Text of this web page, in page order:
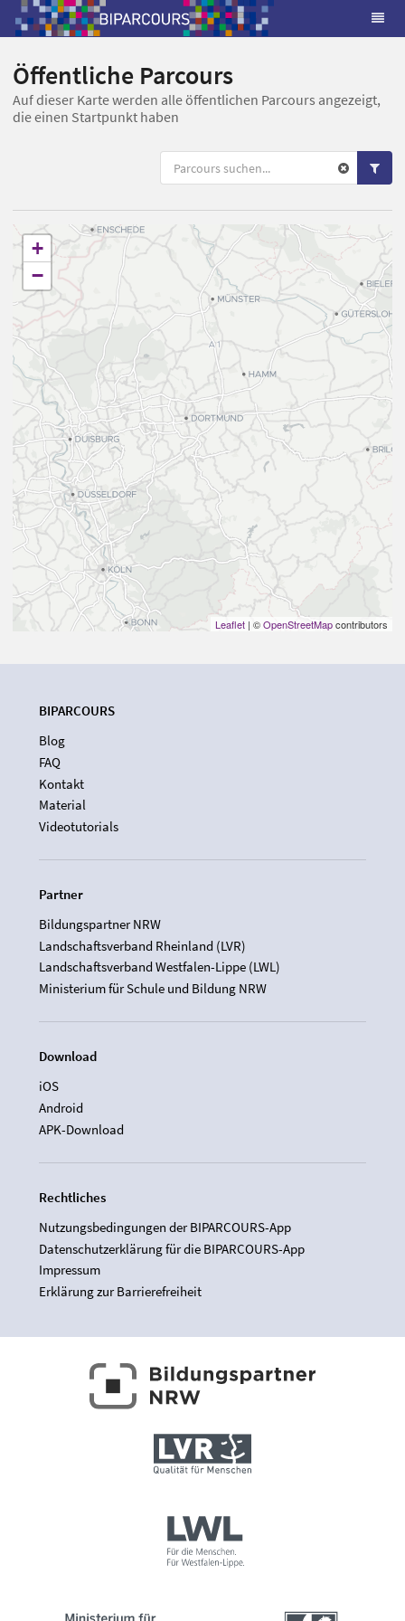
Öffentliche Parcours
Auf dieser Karte werden alle öffentlichen Parcours angezeigt,
die einen Startpunkt haben
+
−
Leaflet | ©OpenStreetMapcontributors
BIPARCOURS
Blog
FAQ
Kontakt
Material
Videotutorials
Partner
Bildungspartner NRW
Landschaftsverband Rheinland (LVR)
Landschaftsverband Westfalen-Lippe (LWL)
Ministerium für Schule und Bildung NRW
Download
iOS
Android
APK-Download
Rechtliches
Nutzungsbedingungen der BIPARCOURS-App
Datenschutzerklärung für die BIPARCOURS-App
Impressum
Erklärung zur Barrierefreiheit